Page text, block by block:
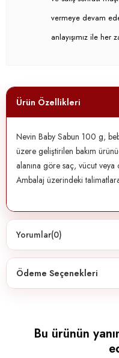
vermeye devam
anlayışımız ile her
Ürün Özellikleri
Nevin Baby Sabun 100 g,
üzere geliştirilen bakım
alanına göre saç, vücut
Ambalaj üzerindeki
Yorumlar(0)
Ödeme Seçenekleri
Bu ürünün